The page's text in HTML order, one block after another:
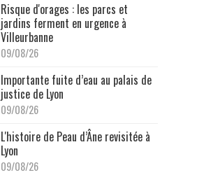
Risque d'orages : les parcs et
jardins ferment en urgence à
Villeurbanne
09/08/26
Importante fuite d’eau au palais de
justice de Lyon
09/08/26
L'histoire de Peau d’Âne revisitée à
Lyon
09/08/26